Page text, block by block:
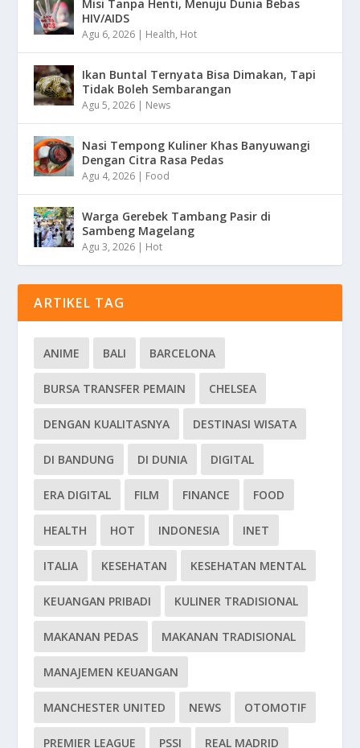
Misi Tanpa Henti, Menuju Dunia Bebas
HIV/AIDS
Agu 6, 2026 | Health, Hot
Ikan Buntal Ternyata Bisa Dimakan, Tapi
Tidak Boleh Sembarangan
Agu 5, 2026 | News
Nasi Tempong Kuliner Khas Banyuwangi
Dengan Citra Rasa Pedas
Agu 4, 2026 | Food
Warga Gerebek Tambang Pasir di
Sambeng Magelang
Agu 3, 2026 | Hot
ARTIKEL TAG
ANIME BALI BARCELONA
BURSA TRANSFER PEMAIN CHELSEA
DENGAN KUALITASNYA DESTINASI WISATA
DI BANDUNG DI DUNIA DIGITAL
ERA DIGITAL FILM FINANCE FOOD
HEALTH HOT INDONESIA INET
ITALIA KESEHATAN KESEHATAN MENTAL
KEUANGAN PRIBADI KULINER TRADISIONAL
MAKANAN PEDAS MAKANAN TRADISIONAL
MANAJEMEN KEUANGAN
MANCHESTER UNITED NEWS OTOMOTIF
PREMIER LEAGUE PSSI REAL MADRID